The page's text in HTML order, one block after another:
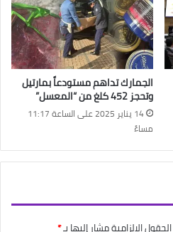
الجمارك تداهم مستودعاً بمارتيل
وتحجز 452 كلغ من “المعسل”
14 يناير 2025 على الساعة 11:17
مساءً
الحقول الإلزامية مشار إليها بـ*